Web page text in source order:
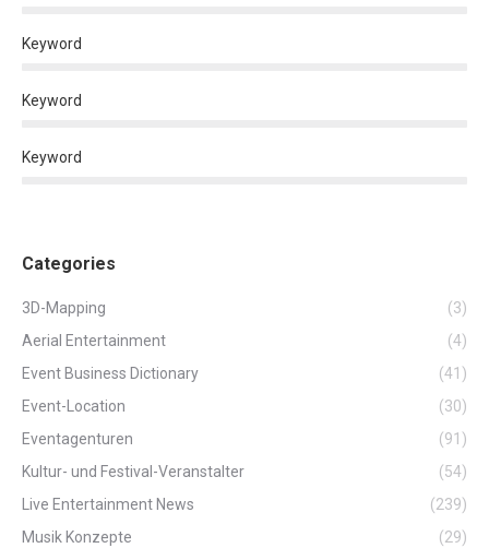
Keyword
Keyword
Keyword
Categories
3D-Mapping
(3)
Aerial Entertainment
(4)
Event Business Dictionary
(41)
Event-Location
(30)
Eventagenturen
(91)
Kultur- und Festival-Veranstalter
(54)
Live Entertainment News
(239)
Musik Konzepte
(29)